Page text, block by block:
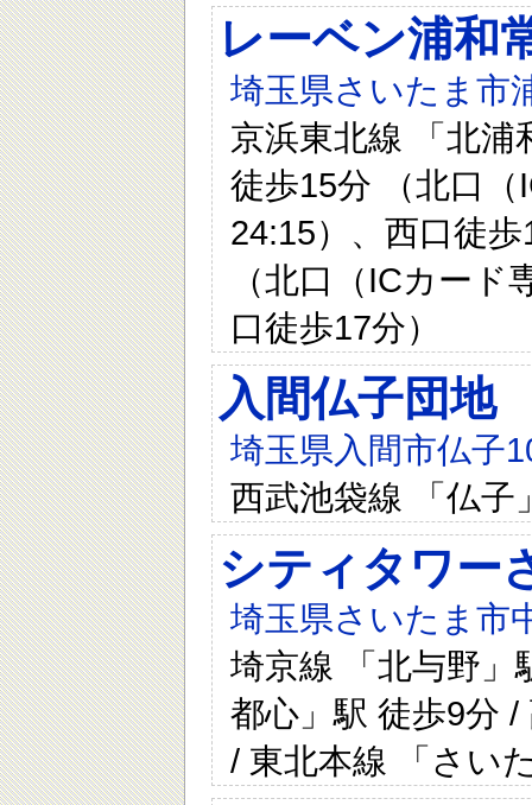
レーベン浦和
埼玉県さいたま市
京浜東北線 「北浦
徒歩15分 （北口
24:15）、西口徒
（北口（ICカー
口徒歩17分）
入間仏子団地
埼玉県入間市仏子
西武池袋線 「仏子
シティタワー
埼玉県さいたま市
埼京線 「北与野」
都心」駅 徒歩9分
/ 東北本線 「さい